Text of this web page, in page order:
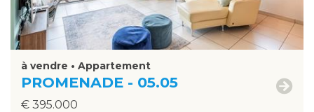
à vendre • Appartement
PROMENADE - 05.05
€ 395.000